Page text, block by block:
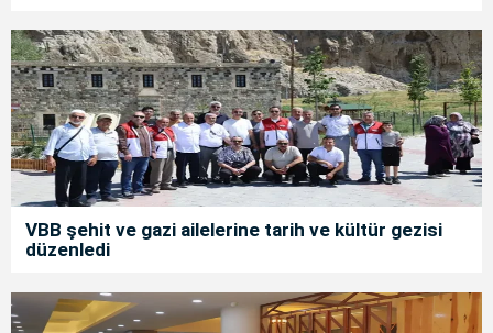
VBB şehit ve gazi ailelerine tarih ve kültür gezisi
düzenledi